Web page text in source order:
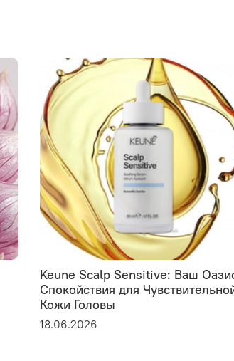
Keune Scalp Sensitive: Ваш
Спокойствия для
Кожи Головы
18.06.2026